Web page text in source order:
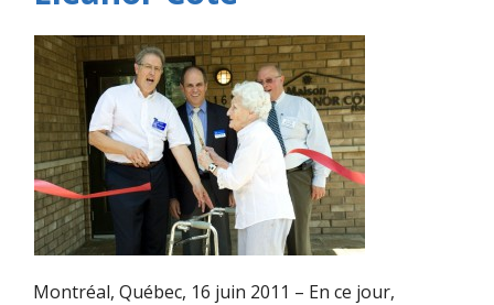
Montréal, Québec, 16 juin 2011 – En ce jour,